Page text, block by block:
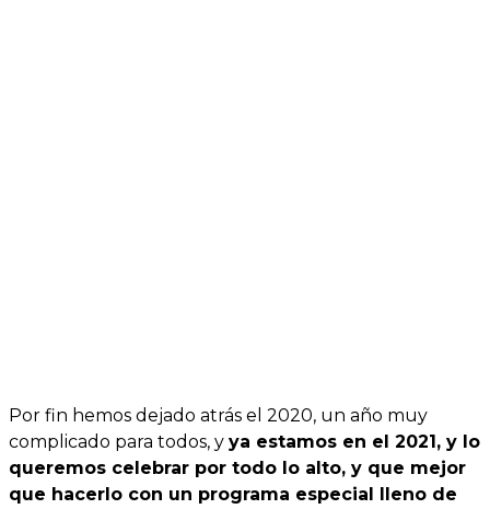
Por fin hemos dejado atrás el 2020, un año muy
complicado para todos, y ya estamos en el 2021, y lo
queremos celebrar por todo lo alto, y que mejor
que hacerlo con un programa especial lleno de